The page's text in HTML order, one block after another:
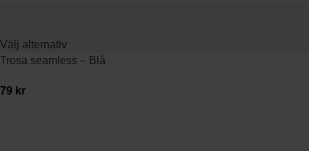
Välj alternativ
Trosa seamless – Blå
79 kr